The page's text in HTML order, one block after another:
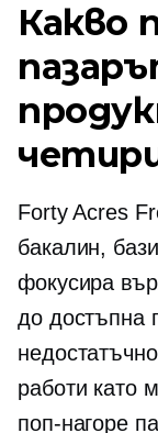
Какво
Forty Acres
бакалин,
фокусира
до достъпна
работи като
поп-нагоре